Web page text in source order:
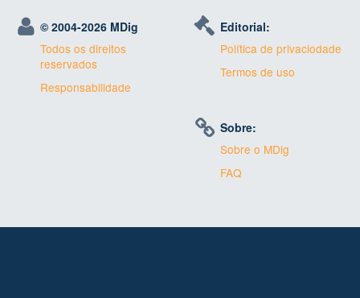
© 2004-2026 MDig
Todos os direitos
reservados
Responsabilidade
Editorial:
Política de privaciodade
Termos de uso
Sobre:
Sobre o MDig
FAQ